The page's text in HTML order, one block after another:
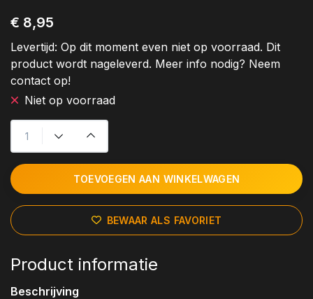
€ 8,95
Levertijd: Op dit moment even niet op voorraad. Dit
product wordt nageleverd. Meer info nodig? Neem
contact op!
Niet op voorraad
TOEVOEGEN AAN WINKELWAGEN
BEWAAR ALS FAVORIET
Product informatie
Beschrijving